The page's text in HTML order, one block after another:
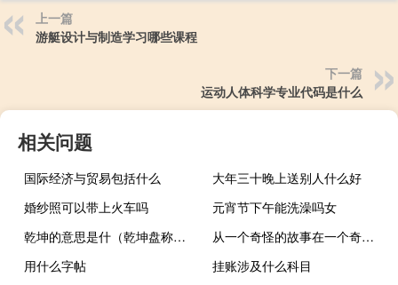
上一篇
游艇设计与制造学习哪些课程
下一篇
运动人体科学专业代码是什么
相关问题
国际经济与贸易包括什么
大年三十晚上送别人什么好
婚纱照可以带上火车吗
元宵节下午能洗澡吗女
乾坤的意思是什（乾坤盘称谓）
从一个奇怪的故事在一个奇怪的工作室寻找一个奇怪的婴儿的故事大纲
用什么字帖
挂账涉及什么科目